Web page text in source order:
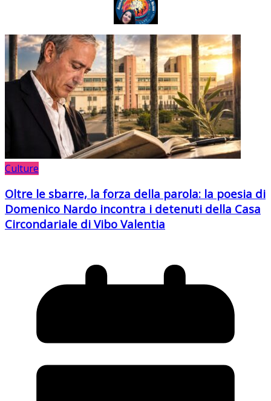
Culture
Oltre le sbarre, la forza della parola: la poesia di
Domenico Nardo incontra i detenuti della Casa
Circondariale di Vibo Valentia